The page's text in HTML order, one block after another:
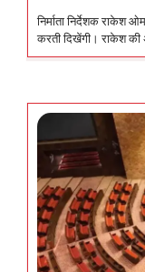
निर्माता निर्देशक राकेश
करती दिखेंगी। राकेश